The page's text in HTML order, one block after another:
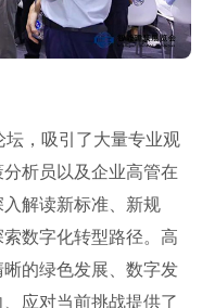
，吸引了大量专业观
析员以及企业高管在
解读新标准、新规
数字化转型路径。高
的绿色发展、数字发
应对当前挑战提供了